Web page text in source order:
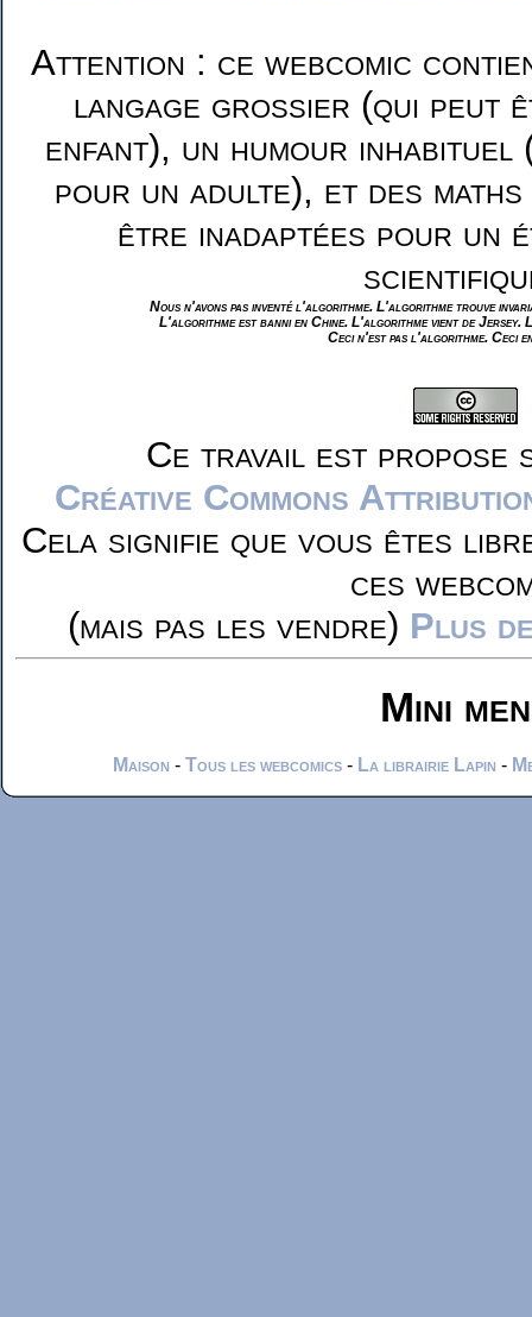
Attention : ce webcomic
langage grossier (qui peut
enfant), un humour inhabituel
pour un adulte), et des maths
être inadaptées pour un
Nous n'avons pas inventé l'algorithme. L'algorithme trouve
L'algorithme est banni en Chine. L'algorithme vient de Jersey.
Ceci n'est pas l'algorithme. Ceci
Ce travail est propose
Créative Commons
Cela signifie que vous êtes
ces
(mais pas les vendre) Plus
Mini
Maison - Tous les webcomics - La librairie Lapin -